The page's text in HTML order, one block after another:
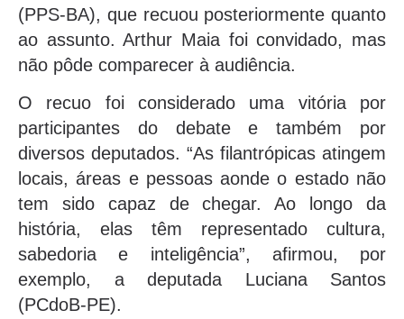
(PPS-BA), que recuou posteriormente quanto
ao assunto. Arthur Maia foi convidado, mas
não pôde comparecer à audiência.
O recuo foi considerado uma vitória por
participantes do debate e também por
diversos deputados. “As filantrópicas atingem
locais, áreas e pessoas aonde o estado não
tem sido capaz de chegar. Ao longo da
história, elas têm representado cultura,
sabedoria e inteligência”, afirmou, por
exemplo, a deputada Luciana Santos
(PCdoB-PE).